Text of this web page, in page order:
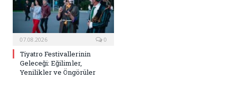
07.08.2026 0
Tiyatro Festivallerinin
Geleceği: Eğilimler,
Yenilikler ve Öngörüler